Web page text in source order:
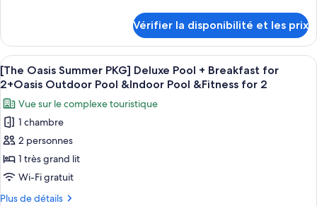
for
2
&Indoor
Pool
&Fitness
for
2
Summer
PKG]
Banyan
Pool
Deluxe
+Breakfast
for
2
+Oasis
Outdoor&
Indoor
le
type
de
chambre
Oasis
Summer
PKG]
Banyan
Pool
+Breakfast
for
Vérifier la disponibilité et les prix
Afficher
toutes
les
photos
pour
ce
type
de
chambre :
Une chambre d’hôtel comprenant
3
[The Oasis Summer PKG] Deluxe Pool + Breakfast for
2+Oasis Outdoor Pool &Indoor Pool &Fitness for 2
Vue sur le complexe touristique
1 chambre
2 personnes
1 très grand lit
Wi-Fi gratuit
Plus de détails
Plus